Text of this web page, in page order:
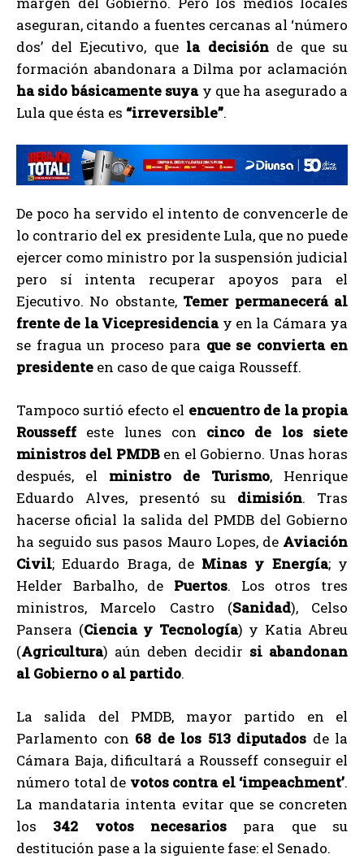
aseguran, citando a fuentes cercanas al ‘número
dos’ del Ejecutivo, que la decisiónde que su
formación abandonara a Dilma por aclamación
ha sido básicamente suyay que ha asegurado a
Lula que ésta es “irreversible”.
De poco ha servido el intento de convencerle de
lo contrario del ex presidente Lula, que no puede
ejercer como ministro por la suspensión judicial
pero sí intenta recuperar apoyos para el
Ejecutivo. No obstante, Temer permanecerá al
frente de la Vicepresidenciay en la Cámara ya
se fragua un proceso para que se convierta en
presidente en caso de que caiga Rousseff.
Tampoco surtió efecto el encuentro de la propia
Rousseff este lunes con cinco de los siete
ministros del PMDBen el Gobierno. Unas horas
después, el ministro de Turismo, Henrique
Eduardo Alves, presentó su dimisión. Tras
hacerse oficial la salida del PMDB del Gobierno
ha seguido sus pasos Mauro Lopes, de Aviación
Civil; Eduardo Braga, de Minas y Energía; y
Helder Barbalho, de Puertos. Los otros tres
ministros, Marcelo Castro (Sanidad), Celso
Pansera (Ciencia y Tecnología) y Katia Abreu
(Agricultura) aún deben decidir si abandonan
al Gobierno o al partido.
La salida del PMDB, mayor partido en el
Parlamento con 68 de los 513 diputados de la
Cámara Baja, dificultará a Rousseff conseguir el
número total de votos contra el ‘impeachment’.
La mandataria intenta evitar que se concreten
los 342 votos necesarios para que su
destitución pase a la siguiente fase: el Senado.